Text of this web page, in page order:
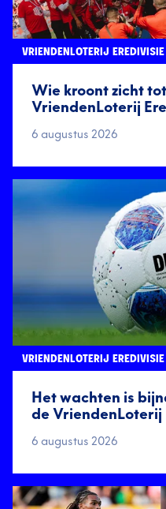
Wie kroont zicht
VriendenLoterij
VRIENDENLOTERIJ EREDIVISIE
6 augustus 2026
Het wachten is
de VriendenLoterij
VRIENDENLOTERIJ EREDIVISIE
6 augustus 2026